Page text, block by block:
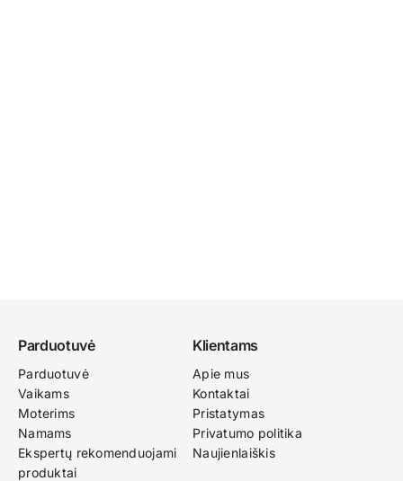
Parduotuvė
Parduotuvė
Vaikams
Moterims
Namams
Ekspertų rekomenduojami
produktai
Klientams
Apie mus
Kontaktai
Pristatymas
Privatumo politika
Naujienlaiškis